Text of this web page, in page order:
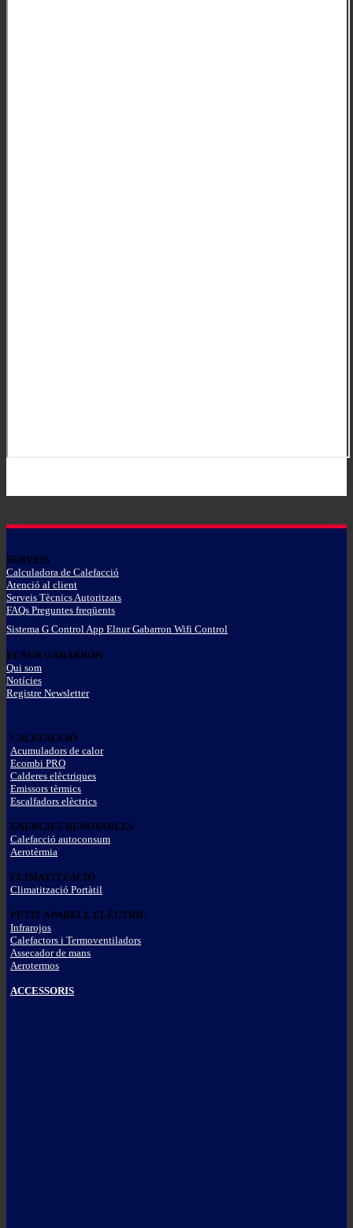
SERVEIS
Calculadora de Calefacció
Atenció al client
Serveis Tècnics Autoritzats
FAQs Preguntes freqüents
Sistema G Control App Elnur Gabarron Wifi Control
ELNUR GABARRON
Qui som
Notícies
Registre Newsletter
CALEFACCIÓ
Acumuladors de calor
Ecombi PRO
Calderes elèctriques
Emissors tèrmics
Escalfadors elèctrics
ENERGIES RENOVABLES
Calefacció autoconsum
Aerotèrmia
CLIMATITZACIÓ
Climatització Portàtil
PETIT APARELL ELÈCTRIC
Infrarojos
Calefactors i Termoventiladors
Assecador de mans
Aerotermos
ACCESSORIS